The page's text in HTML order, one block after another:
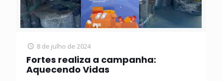
8 de julho de 2024
Fortes realiza a campanha:
Aquecendo Vidas